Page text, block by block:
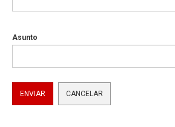
Asunto
ENVIAR CANCELAR